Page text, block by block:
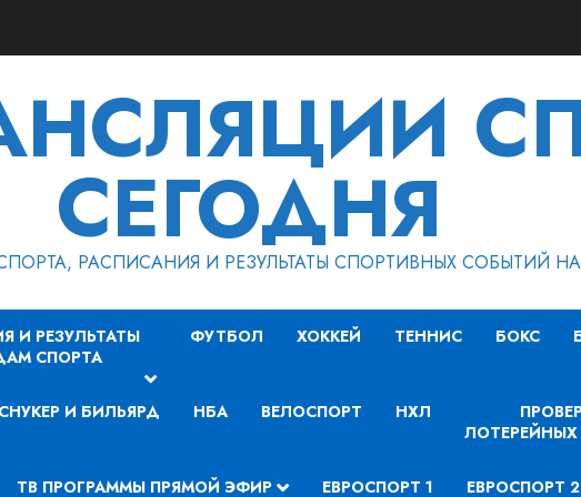
СЕГОДНЯ
РАСПИСАНИЯ И РЕЗУЛЬТАТЫ СПОРТИВНЫХ СОБЫТИЙ
И РЕЗУЛЬТАТЫ
СПОРТА
ФУТБОЛ ХОККЕЙ ТЕННИС БОКС
СНУКЕР И БИЛЬЯРД НБА ВЕЛОСПОРТ НХЛ
ТВ ПРОГРАММЫ ПРЯМОЙ ЭФИР ЕВРОСПОРТ 1 ЕВРОСПОРТ 2